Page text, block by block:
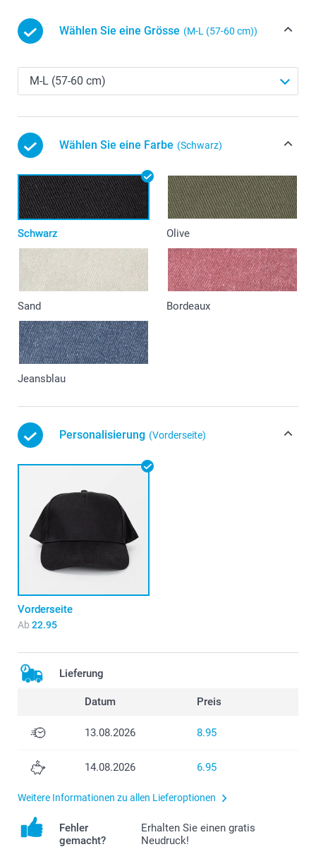
Wählen Sie eine Grösse (M-L (57-60 cm))
Wählen Sie eine Farbe (Schwarz)
Schwarz Olive
Sand Bordeaux
Jeansblau
Personalisierung (Vorderseite)
Vorderseite
Ab 22.95
Lieferung
Datum Preis
13.08.2026 8.95
14.08.2026 6.95
Weitere Informationen zu allen Lieferoptionen
Fehler
gemacht?
Erhalten Sie einen gratis
Neudruck!